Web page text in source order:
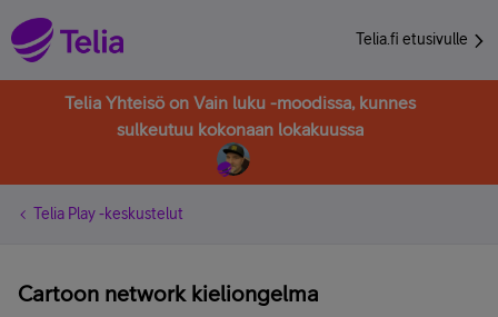
Telia.fi etusivulle
Telia Yhteisö on Vain luku -moodissa, kunnes
sulkeutuu kokonaan lokakuussa
Telia Play -keskustelut
Cartoon network kieliongelma